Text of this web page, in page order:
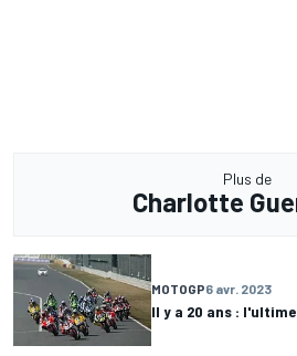
Plus de
Charlotte
MOTOGP6 avr. 2023
Il y a 20 ans :